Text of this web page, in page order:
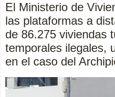
El Ministerio de
las plataformas a
de 86.275 viviendas
temporales ilegales,
en el caso del